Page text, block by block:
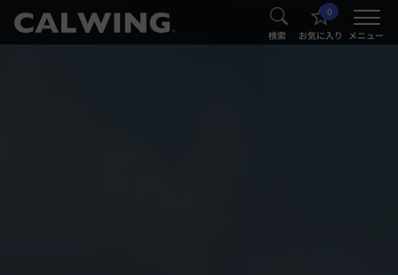
® 検索
0
お気に入り メニュー
®